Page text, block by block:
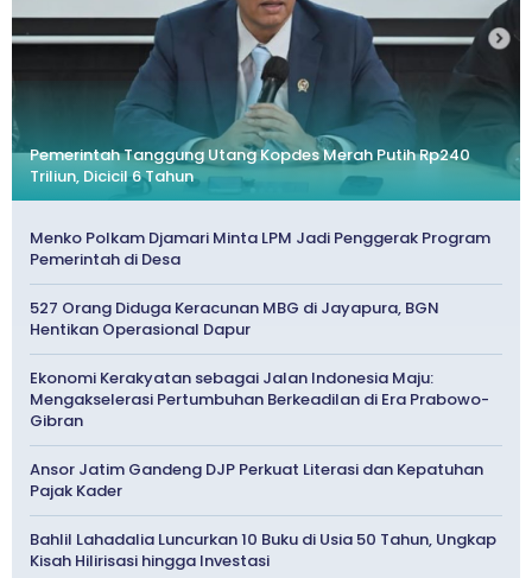
Pemerintah Tanggung Utang Kopdes Merah Putih Rp240
Triliun, Dicicil 6 Tahun
Menko Polkam Djamari Minta LPM Jadi Penggerak Program
Pemerintah di Desa
527 Orang Diduga Keracunan MBG di Jayapura, BGN
Hentikan Operasional Dapur
Ekonomi Kerakyatan sebagai Jalan Indonesia Maju:
Mengakselerasi Pertumbuhan Berkeadilan di Era Prabowo-
Gibran
Ansor Jatim Gandeng DJP Perkuat Literasi dan Kepatuhan
Pajak Kader
Bahlil Lahadalia Luncurkan 10 Buku di Usia 50 Tahun, Ungkap
Kisah Hilirisasi hingga Investasi